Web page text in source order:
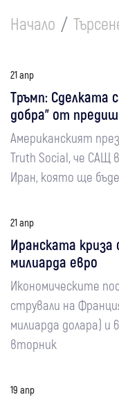
Начало
21 апр
Тръмп: Сделката
добра" от
Американският
Truth Social, че САЩ
Иран, която ще
21 апр
Иранската криза
милиарда евро
Икономическите
стрували на
милиарда долара) и
вторник
19 апр